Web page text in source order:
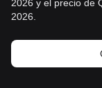
2026 y el precio de
2026.